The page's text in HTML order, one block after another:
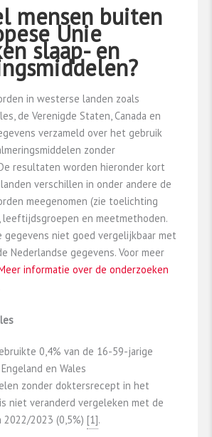
mensen buiten
Unie
slaap- en
in westerse landen zoals
de Verenigde Staten, Canada en
verzameld over het gebruik
zonder
resultaten worden hieronder kort
verschillen in onder andere de
meegenomen (zie toelichting
leeftijdsgroepen en meetmethoden.
gegevens niet goed vergelijkbaar met
Nederlandse gegevens. Voor meer
informatie over de onderzoeken
0,4% van de 16-59-jarige
en Wales
zonder doktersrecept in het
niet veranderd vergeleken met de
2023 (0,5%) ​[1]​.